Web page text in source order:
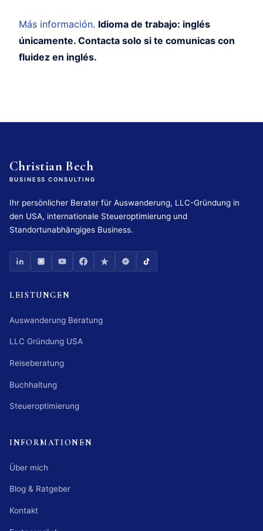
Más información. Idioma de trabajo: inglés
únicamente. Contacta solo si te comunicas con
fluidez en inglés.
Christian Bech
BUSINESS CONSULTING
Ihr persönlicher Berater für Auswanderung, LLC-Gründung in
den USA, internationale Steueroptimierung und
Standortunabhängiges Business.
LEISTUNGEN
Auswanderung Beratung
LLC Gründung USA
Reiseberatung
Buchhaltung
Steueroptimierung
INFORMATIONEN
Über mich
Blog & Ratgeber
Kontakt